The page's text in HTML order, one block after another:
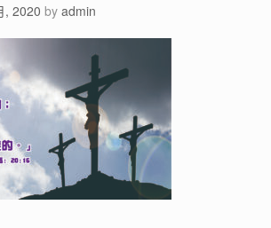
, 2020 by admin